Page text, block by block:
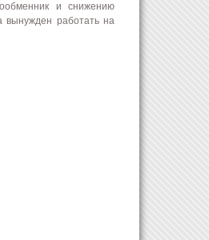
и снижению
вынужден работать на